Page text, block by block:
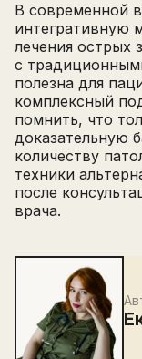
В современной
интегративную
лечения острых
с
полезна для
комплексный
помнить, что
доказательную
количеству
техники
после
врача.